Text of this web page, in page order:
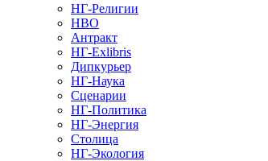
НГ-Религии
НВО
Антракт
НГ-Exlibris
Дипкурьер
НГ-Наука
Сценарии
НГ-Политика
НГ-Энергия
Столица
НГ-Экология